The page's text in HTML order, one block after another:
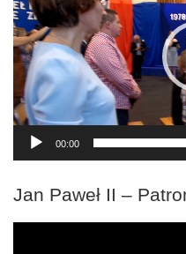
00:00
Jan Paweł II –